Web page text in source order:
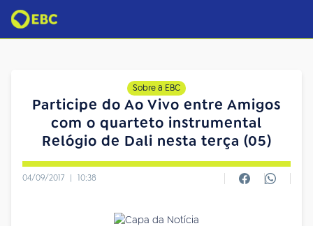
Sobre a EBC
Participe do Ao Vivo entre Amigos
com o quarteto instrumental
Relógio de Dali nesta terça (05)
04/09/2017 | 10:38